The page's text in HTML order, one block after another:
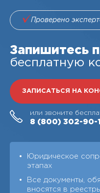
Проверено
Запишитесь
бесплатную
ЗАПИСАТЬСЯ НА
или звоните
8 (800) 302-90-
Юридическое
этапах
Все документы,
вносятся в